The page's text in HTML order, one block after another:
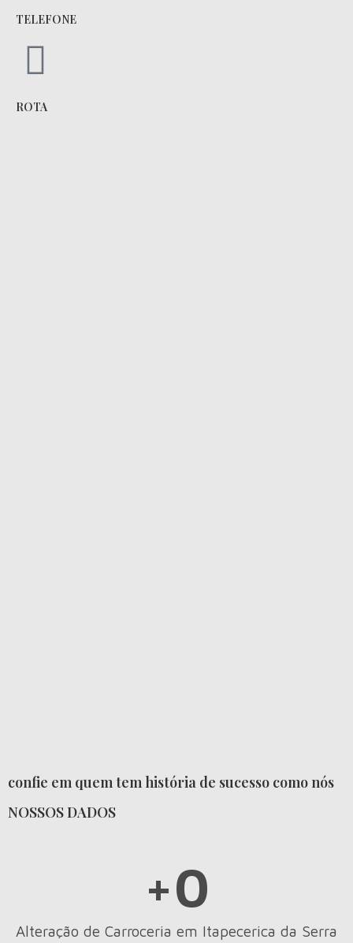
TELEFONE
ROTA
confie em quem tem história de sucesso como nós
NOSSOS DADOS
Alteração de Carroceria em Itapecerica da Serra
+0